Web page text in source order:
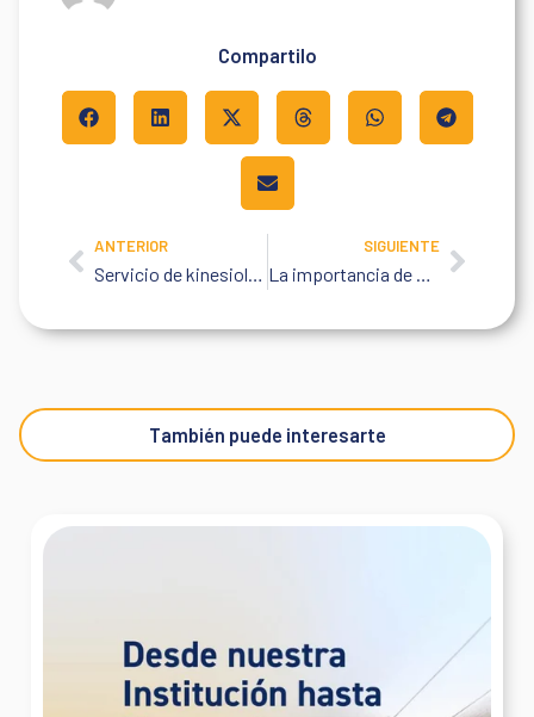
Compartilo
Prev
ANTERIOR
Servicio de kinesiología in-company: llevamos la rehabilitación a tu empresa
SIGUIENTE
La importancia de un abordaje eficiente ante un accidente in-itinere Next
También puede interesarte